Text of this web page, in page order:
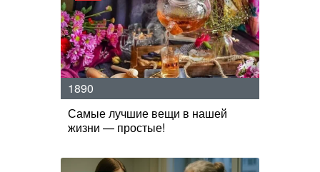
1890
Самые лучшие вещи в нашей
жизни — простые!